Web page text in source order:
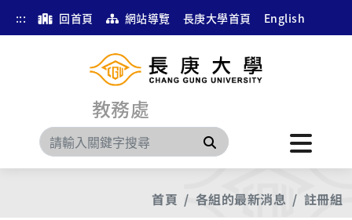
::: 回首頁 網站導覽 長庚大學首頁 English
教務處
搜尋
首頁 各組的最新消息 註冊組